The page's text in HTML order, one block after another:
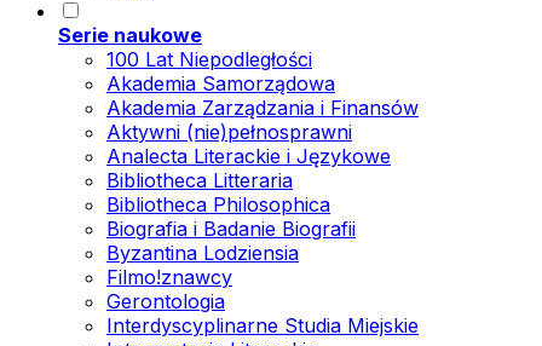
Serie naukowe
100 Lat Niepodległości
Akademia Samorządowa
Akademia Zarządzania i Finansów
Aktywni (nie)pełnosprawni
Analecta Literackie i Językowe
Bibliotheca Litteraria
Bibliotheca Philosophica
Biografia i Badanie Biografii
Byzantina Lodziensia
Filmo!znawcy
Gerontologia
Interdyscyplinarne Studia Miejskie